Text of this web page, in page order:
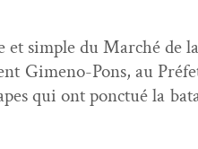
sim­ple du Marché de
Gimeno-Pons, au
qui ont ponc­tué la